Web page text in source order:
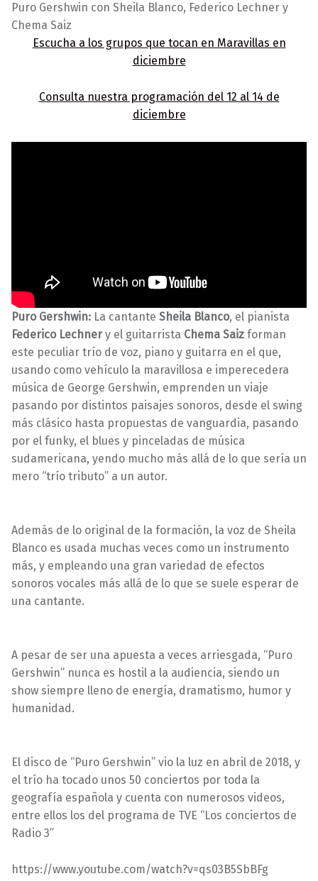
Puro Gershwin con Sheila Blanco, Federico Lechner y
Chema Saiz
Escucha a los grupos que tocan en Maravillas en
diciembre
Consulta nuestra programación del 12 al 14 de
diciembre
Puro Gershwin: La cantante Sheila Blanco, el pianista
Federico Lechnery el guitarrista Chema Saiz forman
este peculiar trío de voz, piano y guitarra en el que,
usando como vehículo la maravillosa e imperecedera
música de George Gershwin, emprenden un viaje
pasando por distintos paisajes sonoros, desde el swing
más clásico hasta propuestas de vanguardia, pasando
por el funky, el blues y pinceladas de música
sudamericana, yendo mucho más allá de lo que sería un
mero “trío tributo” a un autor.
Además de lo original de la formación, la voz de Sheila
Blanco es usada muchas veces como un instrumento
más, y empleando una gran variedad de efectos
sonoros vocales más allá de lo que se suele esperar de
una cantante.
A pesar de ser una apuesta a veces arriesgada, “Puro
Gershwin” nunca es hostil a la audiencia, siendo un
show siempre lleno de energía, dramatismo, humor y
humanidad.
El disco de “Puro Gershwin” vio la luz en abril de 2018, y
el trío ha tocado unos 50 conciertos por toda la
geografía española y cuenta con numerosos videos,
entre ellos los del programa de TVE “Los conciertos de
Radio 3”
https://www.youtube.com/watch?v=qs03B5SbBFg